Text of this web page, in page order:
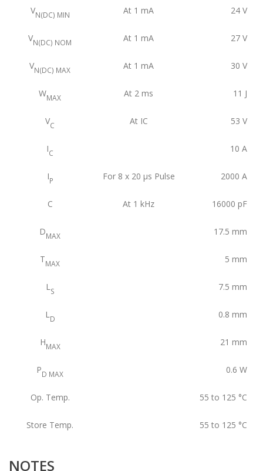
VN(DC) MIN At 1 mA 24 V
VN(DC) NOM At 1 mA 27 V
VN(DC) MAX At 1 mA 30 V
WMAX At 2 ms 11 J
VC At IC 53 V
IC 10 A
IP For 8 x 20 μs Pulse 2000 A
C At 1 kHz 16000 pF
DMAX 17.5 mm
TMAX 5 mm
LS 7.5 mm
LD 0.8 mm
HMAX 21 mm
PD MAX 0.6 W
Op. Temp. 55 to 125 °C
Store Temp. 55 to 125 °C
NOTES